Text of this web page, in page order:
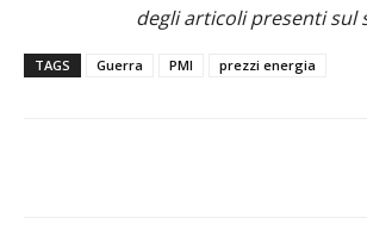
degli articoli presenti sul
TAGS Guerra PMI prezzi energia